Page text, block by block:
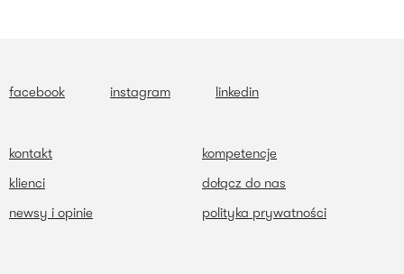
facebook instagram linkedin
kontakt
kompetencje
klienci
dołącz do nas
newsy i opinie
polityka prywatności